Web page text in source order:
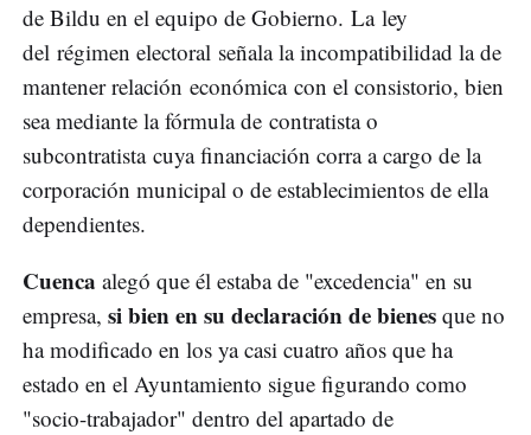
de Bildu en el equipo de Gobierno. La ley
del régimen electoral señala la incompatibilidad la de
mantener relación económica con el consistorio, bien
sea mediante la fórmula de contratista o
subcontratista cuya financiación corra a cargo de la
corporación municipal o de establecimientos de ella
dependientes.
Cuenca alegó que él estaba de "excedencia" en su
empresa, si bien en su declaración de bienes que no
ha modificado en los ya casi cuatro años que ha
estado en el Ayuntamiento sigue figurando como
"socio-trabajador" dentro del apartado de